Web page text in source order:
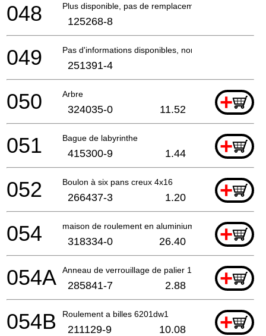
Plus disponible, pas de remplacement
048 125268-8
Pas d'informations disponibles, non commandable
049 251391-4
Arbre +
050 324035-0 11.52
Bague de labyrinthe +
051 415300-9 1.44
Boulon à six pans creux 4x16 +
052 266437-3 1.20
maison de roulement en aluminium +
054 318334-0 26.40
Anneau de verrouillage de palier 19-33 +
054A 285841-7 2.88
Roulement a billes 6201dw1 +
054B 211129-9 10.08